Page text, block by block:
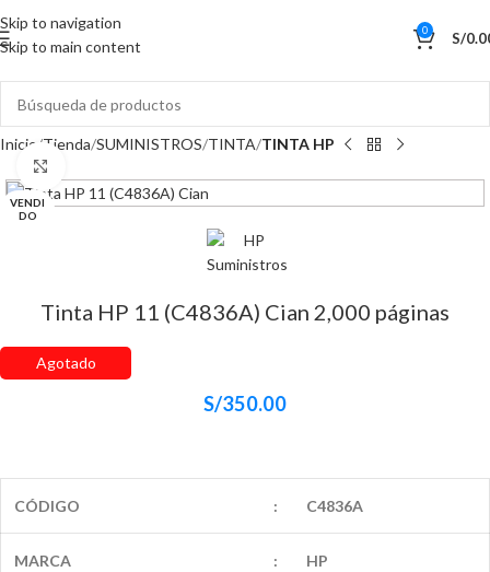
Skip to navigation
Skip to main content
0 S/
Inicio Tienda SUMINISTROS TINTA TINTA HP
VENDI
DO
Tinta HP 11 (C4836A) Cian 2,000 páginas
Agotado
S/350.00
CÓDIGO : C4836A
MARCA : HP